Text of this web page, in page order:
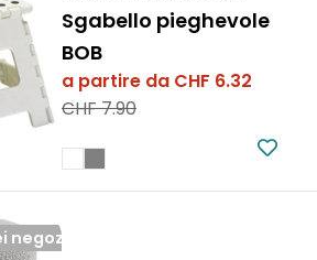
Sgabello pieghevole
BOB
Prezzo
vendita
a partire da CHF 6.32
Prezzo
CHF 7.90
negozi